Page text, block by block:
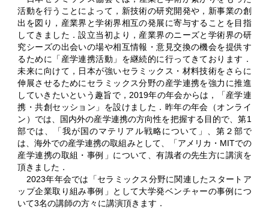
活動を行うことによって，新技術の研究開発や，新事業の創
出を図り，産業界と学術界相互の発展に寄与することを目指
してきました．設立当初より，産業界のニーズと学術界の研
究シーズの出会いの場や相互情報・意見交換の機会を提供す
るために「産学連携活動」を継続的に行ってきております．
未来に向けて，日本が強いセラミックス・材料技術をさらに
伸展させるためにセラミックス分野の産学連携を強力に推進
していきたいという趣旨で，2019年の年会からは，「産学連
携・共創セッション」を設けました．昨年の年会（オンライ
ン）では、国内外の産学連携の方向性を把握する目的で、第1
部では、「我が国のマテリアル戦略について」、第２部で
は、海外での産学連携の取組みとして、「アメリカ・MITでの
産学連携の取組・事例」について、有識者の先生方に講演を
頂きました．
2023年年会では「セラミックス分野に関連したスタートア
ップ企業取り組み事例」として大学発ベンチャーの事例につ
いて3名の講師の方々に講演頂きます．